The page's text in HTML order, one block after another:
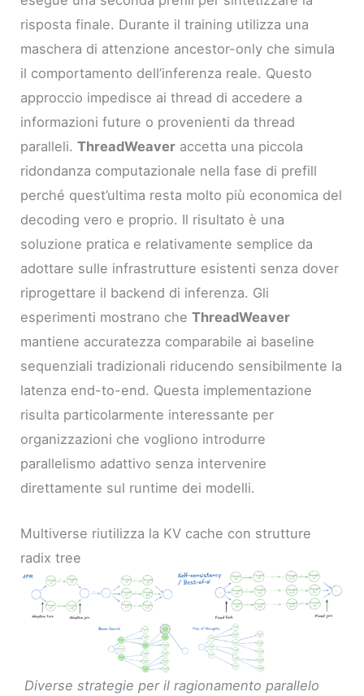
risposta finale. Durante il training utilizza una
maschera di attenzione ancestor-only che simula
il comportamento dell’inferenza reale. Questo
approccio impedisce ai thread di accedere a
informazioni future o provenienti da thread
paralleli.ThreadWeaver accetta una piccola
ridondanza computazionale nella fase di prefill
perché quest’ultima resta molto più economica del
decoding vero e proprio. Il risultato è una
soluzione pratica e relativamente semplice da
adottare sulle infrastrutture esistenti senza dover
riprogettare il backend di inferenza. Gli
esperimenti mostrano cheThreadWeaver
mantiene accuratezza comparabile ai baseline
sequenziali tradizionali riducendo sensibilmente la
latenza end-to-end. Questa implementazione
risulta particolarmente interessante per
organizzazioni che vogliono introdurre
parallelismo adattivo senza intervenire
direttamente sul runtime dei modelli.
Multiverse riutilizza la KV cache con strutture
radix tree
Diverse strategie per il ragionamento parallelo